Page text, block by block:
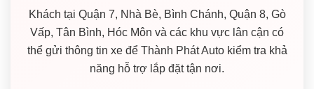
Khách tại Quận 7, Nhà Bè, Bình Chánh, Quận 8, Gò
Vấp, Tân Bình, Hóc Môn và các khu vực lân cận có
thể gửi thông tin xe để Thành Phát Auto kiểm tra khả
năng hỗ trợ lắp đặt tận nơi.